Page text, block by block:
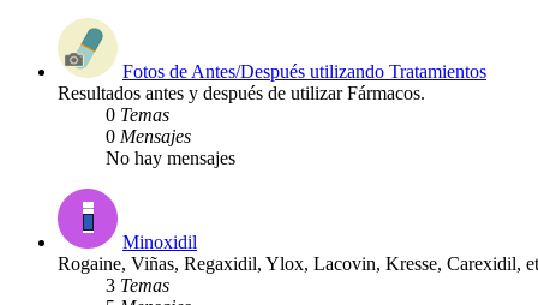
Fotos de Antes/Después utilizando Tratamientos
Resultados antes y después de utilizar Fármacos.
0 Temas
0 Mensajes
No hay mensajes
Minoxidil
Rogaine, Viñas, Regaxidil, Ylox, Lacovin, Kresse, Carexidil,
3 Temas